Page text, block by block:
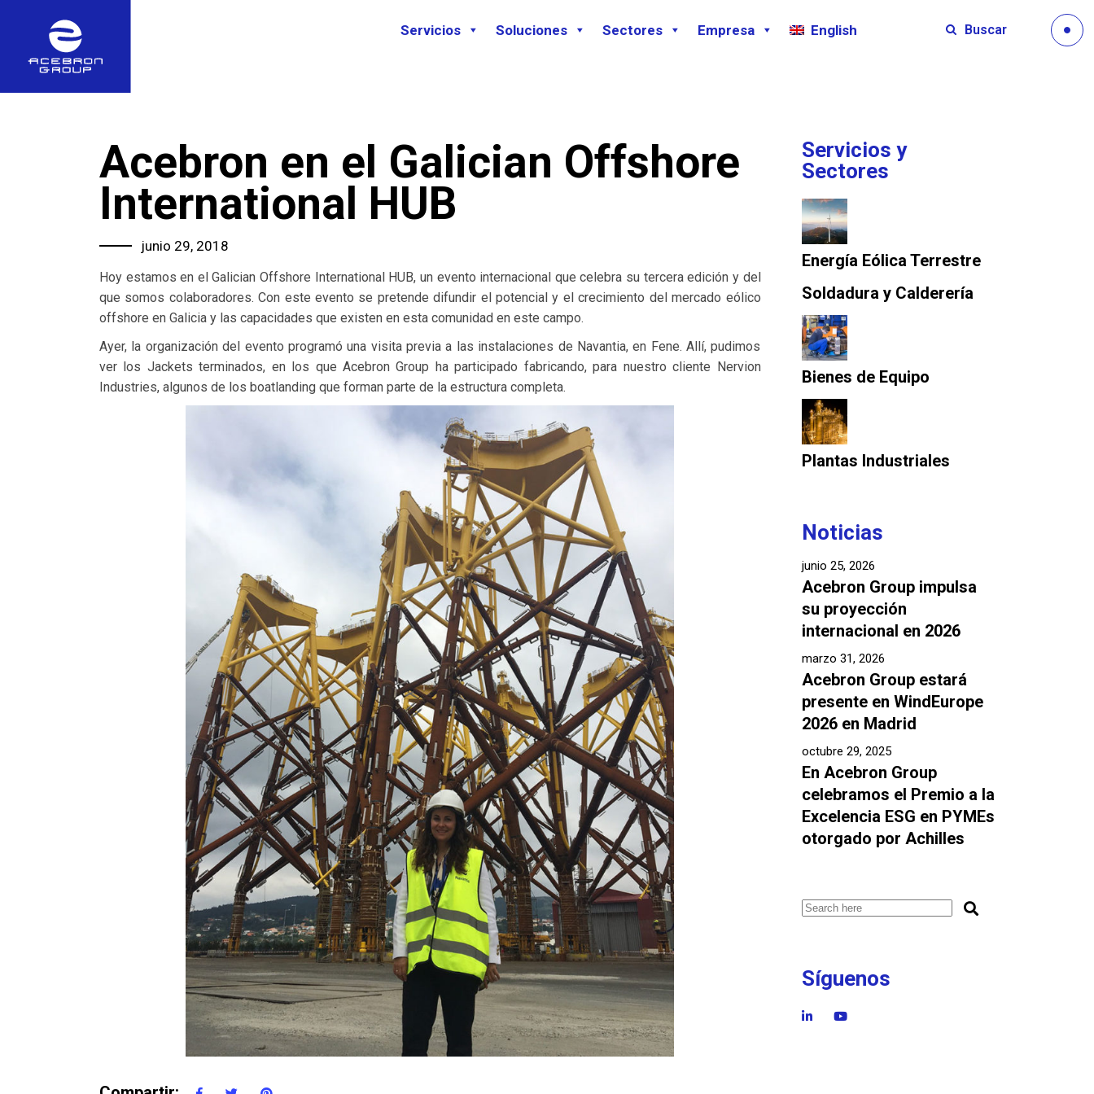
Servicios Soluciones Sectores Empresa English Buscar
Acebron en el Galician Offshore
International HUB
junio 29, 2018
Hoy estamos en el Galician Offshore International HUB, un evento internacional que celebra su tercera edición y del
que somos colaboradores. Con este evento se pretende difundir el potencial y el crecimiento del mercado eólico
offshore en Galicia y las capacidades que existen en esta comunidad en este campo.
Ayer, la organización del evento programó una visita previa a las instalaciones de Navantia, en Fene. Allí, pudimos
ver los Jackets terminados, en los que Acebron Group ha participado fabricando, para nuestro cliente Nervion
Industries, algunos de los boatlanding que forman parte de la estructura completa.
Servicios y
Sectores
Energía Eólica Terrestre
Soldadura y Calderería
Bienes de Equipo
Plantas Industriales
Noticias
junio 25, 2026
Acebron Group impulsa
su proyección
internacional en 2026
marzo 31, 2026
Acebron Group estará
presente en WindEurope
2026 en Madrid
octubre 29, 2025
En Acebron Group
celebramos el Premio a la
Excelencia ESG en PYMEs
otorgado por Achilles
Síguenos